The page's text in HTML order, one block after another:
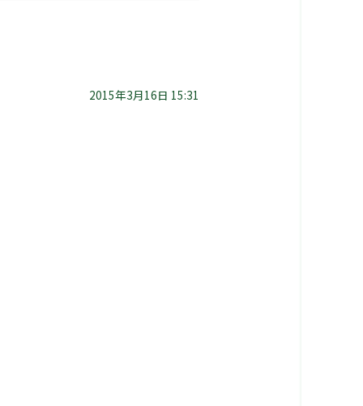
2015年3月16日 15:31